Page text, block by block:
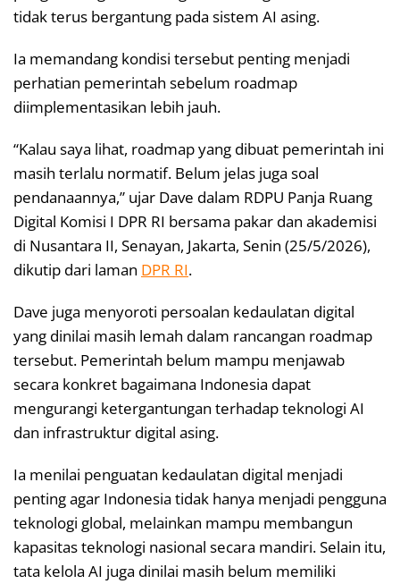
tidak terus bergantung pada sistem AI asing.
Ia memandang kondisi tersebut penting menjadi
perhatian pemerintah sebelum roadmap
diimplementasikan lebih jauh.
“Kalau saya lihat, roadmap yang dibuat pemerintah ini
masih terlalu normatif. Belum jelas juga soal
pendanaannya,” ujar Dave dalam RDPU Panja Ruang
Digital Komisi I DPR RI bersama pakar dan akademisi
di Nusantara II, Senayan, Jakarta, Senin (25/5/2026),
dikutip dari laman DPR RI.
Dave juga menyoroti persoalan kedaulatan digital
yang dinilai masih lemah dalam rancangan roadmap
tersebut. Pemerintah belum mampu menjawab
secara konkret bagaimana Indonesia dapat
mengurangi ketergantungan terhadap teknologi AI
dan infrastruktur digital asing.
Ia menilai penguatan kedaulatan digital menjadi
penting agar Indonesia tidak hanya menjadi pengguna
teknologi global, melainkan mampu membangun
kapasitas teknologi nasional secara mandiri. Selain itu,
tata kelola AI juga dinilai masih belum memiliki